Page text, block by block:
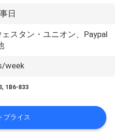
日
スタン・ユニオン、Paypal
week
, 1B6-833
プライス